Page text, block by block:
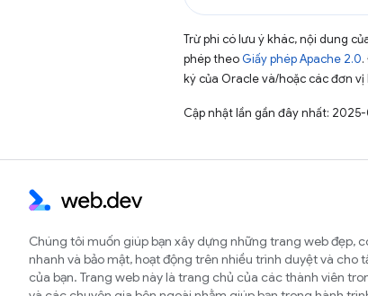
Trừ phi có lưu ý khác, nội dung
phép theo Giấy phép Apache 2.0
ký của Oracle và/hoặc các đơn
Cập nhật lần gần đây nhất: 2025-
Chúng tôi muốn giúp bạn xây dựng những trang web đẹp,
nhanh và bảo mật, hoạt động trên nhiều trình duyệt và cho
của bạn. Trang web này là trang chủ của các thành viên